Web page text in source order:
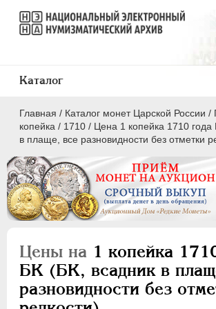
Главная / Каталог монет Царской России /
копейка / 1710 / Цена 1 копейка 1710
в плаще, все разновидности без отметки
Цены на 1 копейка
БК (БК, всадник в
разновидности без
Каталог
ПEТР I 1699 - 1725
Серебро
Медь
5 копеек